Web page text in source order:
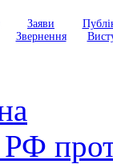
Заяви
Звернення
РФ